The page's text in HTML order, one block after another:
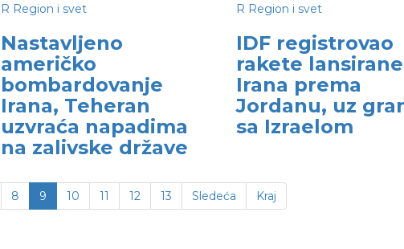
R Region i svet
Nastavljeno
američko
bombardovanje
Irana, Teheran
uzvraća napadima
na zalivske države
R Region i svet
IDF registrovao
rakete
Irana prema
Jordanu, uz
sa Izraelom
8 9 10 11 12 13 Sledeća Kraj